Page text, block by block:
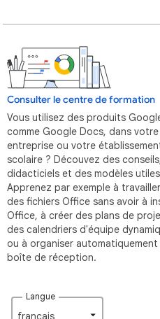
Consulter le centre de formation
Vous utilisez des produits
comme Google Docs, dans votre
entreprise ou votre
scolaire ? Découvez des
didacticiels et des modèles
Apprenez par exemple à
des fichiers Office sans avoir à
Office, à créer des plans de
des calendriers d'équipe
ou à organiser
boîte de réception.
Langue
français‎